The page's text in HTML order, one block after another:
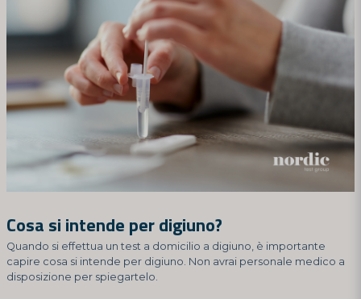
Cosa si intende per digiuno?
Quando si effettua un test a domicilio a digiuno, è importante
capire cosa si intende per digiuno. Non avrai personale medico a
disposizione per spiegartelo.